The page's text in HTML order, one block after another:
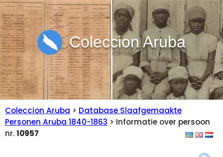
Coleccion Aruba
Coleccion Aruba > Database Slaafgemaakte
Personen Aruba 1840-1863 > Informatie over persoon
nr.10957